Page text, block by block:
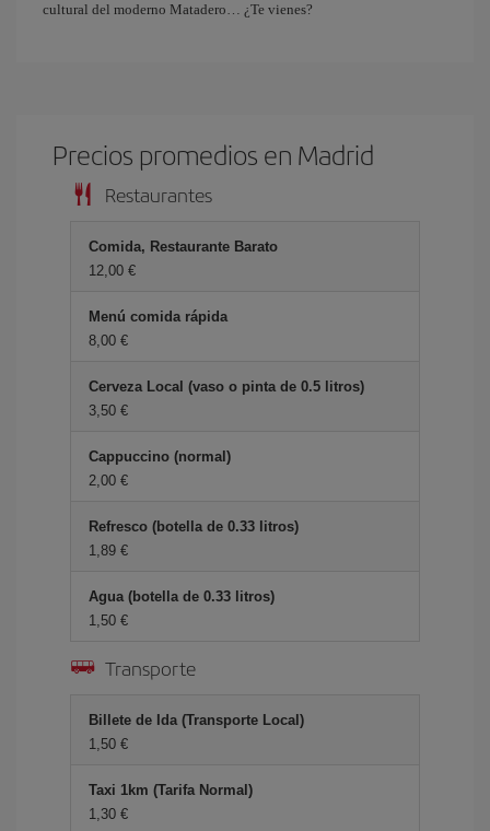
cultural del moderno Matadero… ¿Te vienes?
Precios promedios en Madrid
Restaurantes
Comida, Restaurante Barato
12,00 €
Menú comida rápida
8,00 €
Cerveza Local (vaso o pinta de 0.5 litros)
3,50 €
Cappuccino (normal)
2,00 €
Refresco (botella de 0.33 litros)
1,89 €
Agua (botella de 0.33 litros)
1,50 €
Transporte
Billete de Ida (Transporte Local)
1,50 €
Taxi 1km (Tarifa Normal)
1,30 €